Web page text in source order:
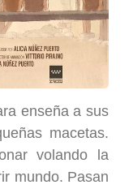
enseña a sus
macetas.
volando la
mundo. Pasan